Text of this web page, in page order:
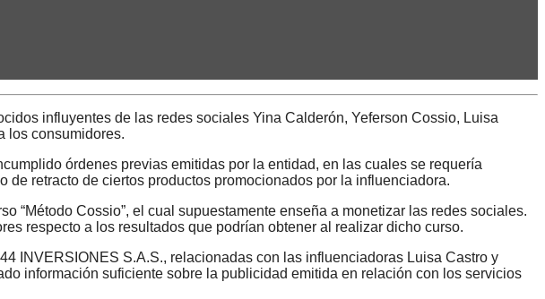
influyentes de las redes sociales Yina Calderón, Yeferson Cossio, Luisa
los consumidores.
órdenes previas emitidas por la entidad, en las cuales se requería
retracto de ciertos productos promocionados por la influenciadora.
“Método Cossio”, el cual supuestamente enseña a monetizar las redes sociales.
respecto a los resultados que podrían obtener al realizar dicho curso.
INVERSIONES S.A.S., relacionadas con las influenciadoras Luisa Castro y
información suficiente sobre la publicidad emitida en relación con los servicios